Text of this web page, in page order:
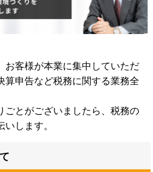
お客様が本業に集中していただ
算申告など税務に関する業務全
ごとがございましたら、税務の
します。